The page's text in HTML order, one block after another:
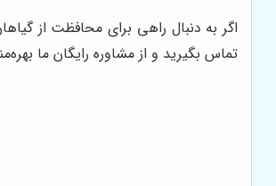
اگر به دنبال راهی برای محافظت از
تماس بگیرید و از مشاوره رایگان ما